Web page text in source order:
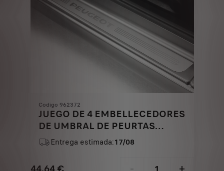
Codigo 962372
JUEGO DE 4 EMBELLECEDORES
DE UMBRAL DE PEURTAS
DELANTERAS Y TRASERAS -
ALUMINIO CEPILLADO MATE
Entrega estimada:17/08
- +